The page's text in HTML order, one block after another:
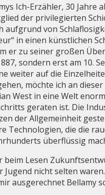
Ich-Erzähler, 30 Jahre
der privilegierten
aufgrund von
in einen künstlichen
er zu seiner großen
sondern erst am 10.
weiter auf die
möchte ich an dieser
West in eine Welt
geraten ist. Die
der Allgemeinheit
Technologien, die die
überflüssig
beim Lesen
Jugend nicht selten
ausgerechnet Bellamy